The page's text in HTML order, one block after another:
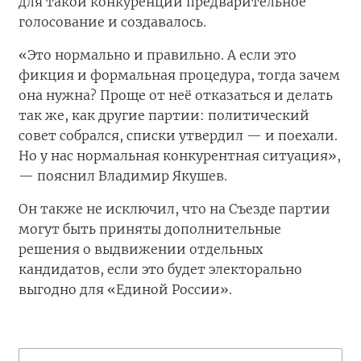
голосование и создавалось.
«Это нормально и правильно. А если это
фикция и формальная процедура, тогда зачем
она нужна? Проще от неё отказаться и делать
так же, как другие партии: политический
совет собрался, списки утвердил — и поехали.
Но у нас нормальная конкурентная ситуация»,
— пояснил Владимир Якушев.
Он также не исключил, что на Съезде партии
могут быть приняты дополнительные
решения о выдвижении отдельных
кандидатов, если это будет электорально
выгодно для «Единой России».